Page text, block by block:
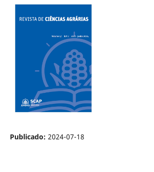
Publicado: 2024-07-18